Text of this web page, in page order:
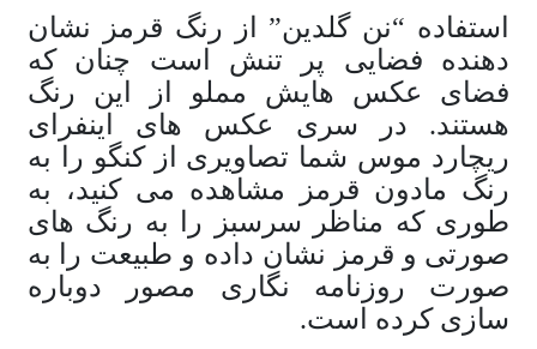
استفاده “نن گلدین” از رنگ قرمز نشان
دهنده فضایی پر تنش است چنان که
فضای عکس هایش مملو از این رنگ
هستند. در سری عکس های اینفرای
ریچارد موس شما تصاویری از کنگو را به
رنگ مادون قرمز مشاهده می کنید، به
طوری که مناظر سرسبز را به رنگ های
صورتی و قرمز نشان داده و طبیعت را به
صورت روزنامه نگاری مصور دوباره
سازی کرده است.